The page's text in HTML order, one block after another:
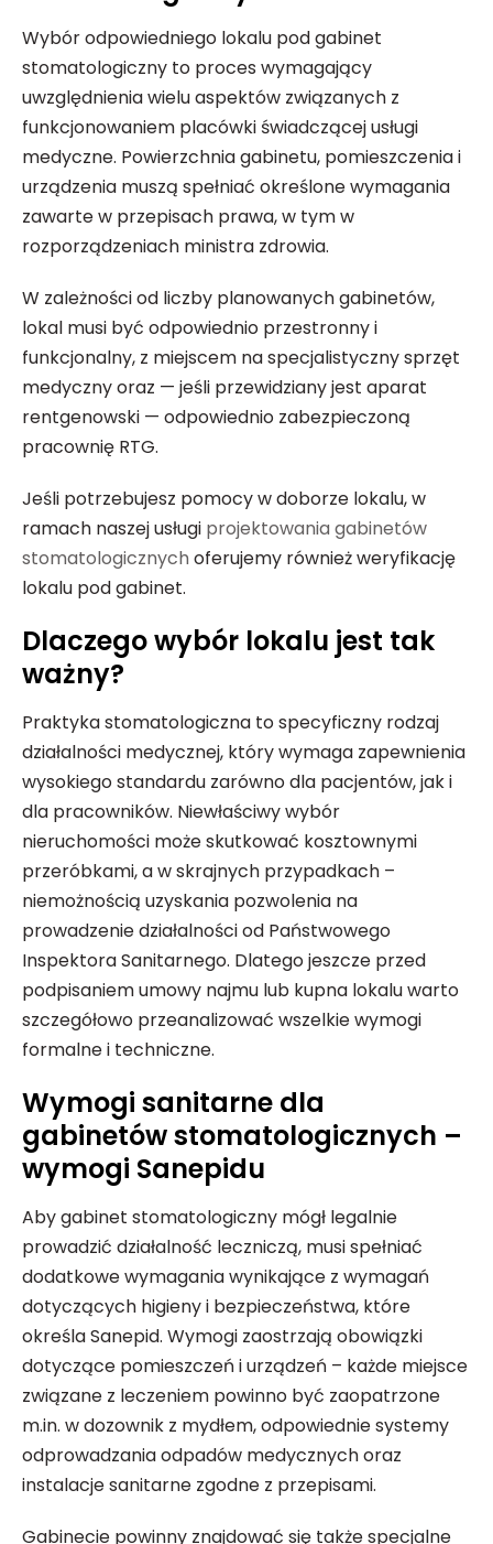
Wybór odpowiedniego lokalu pod gabinet
stomatologiczny to proces wymagający
uwzględnienia wielu aspektów związanych z
funkcjonowaniem placówki świadczącej usługi
medyczne. Powierzchnia gabinetu, pomieszczenia i
urządzenia muszą spełniać określone wymagania
zawarte w przepisach prawa, w tym w
rozporządzeniach ministra zdrowia.
W zależności od liczby planowanych gabinetów,
lokal musi być odpowiednio przestronny i
funkcjonalny, z miejscem na specjalistyczny sprzęt
medyczny oraz — jeśli przewidziany jest aparat
rentgenowski — odpowiednio zabezpieczoną
pracownię RTG.
Jeśli potrzebujesz pomocy w doborze lokalu, w
ramach naszej usługi projektowania gabinetów
stomatologicznych oferujemy również weryfikację
lokalu pod gabinet.
Dlaczego wybór lokalu jest tak
ważny?
Praktyka stomatologiczna to specyficzny rodzaj
działalności medycznej, który wymaga zapewnienia
wysokiego standardu zarówno dla pacjentów, jak i
dla pracowników. Niewłaściwy wybór
nieruchomości może skutkować kosztownymi
przeróbkami, a w skrajnych przypadkach –
niemożnością uzyskania pozwolenia na
prowadzenie działalności od Państwowego
Inspektora Sanitarnego. Dlatego jeszcze przed
podpisaniem umowy najmu lub kupna lokalu warto
szczegółowo przeanalizować wszelkie wymogi
formalne i techniczne.
Wymogi sanitarne dla
gabinetów stomatologicznych –
wymogi Sanepidu
Aby gabinet stomatologiczny mógł legalnie
prowadzić działalność leczniczą, musi spełniać
dodatkowe wymagania wynikające z wymagań
dotyczących higieny i bezpieczeństwa, które
określa Sanepid. Wymogi zaostrzają obowiązki
dotyczące pomieszczeń i urządzeń – każde miejsce
związane z leczeniem powinno być zaopatrzone
m.in. w dozownik z mydłem, odpowiednie systemy
odprowadzania odpadów medycznych oraz
instalacje sanitarne zgodne z przepisami.
Gabinecie powinny znajdować się także specjalne